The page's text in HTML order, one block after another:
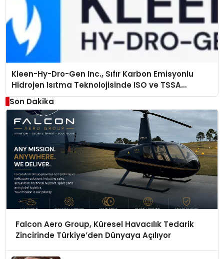
Kleen-Hy-Dro-Gen Inc., Sıfır Karbon Emisyonlu
Hidrojen Isıtma Teknolojisinde ISO ve TSSA
Düzenleyici Onaylarını Aldı
Son Dakika
Falcon Aero Group, Küresel Havacılık Tedarik
Zincirinde Türkiye’den Dünyaya Açılıyor